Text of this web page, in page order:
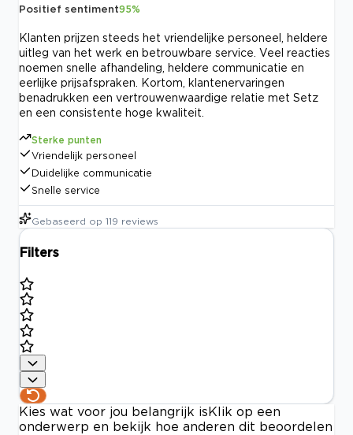
Positief sentiment95%
Klanten prijzen steeds het vriendelijke personeel, heldere
uitleg van het werk en betrouwbare service. Veel reacties
noemen snelle afhandeling, heldere communicatie en
eerlijke prijsafspraken. Kortom, klantenervaringen
benadrukken een vertrouwenwaardige relatie met Setz
en een consistente hoge kwaliteit.
Sterke punten
Vriendelijk personeel
Duidelijke communicatie
Snelle service
Gebaseerd op 119 reviews
Filters
Kies wat voor jou belangrijk is Klik op een
onderwerp en bekijk hoe anderen dit beoordelen